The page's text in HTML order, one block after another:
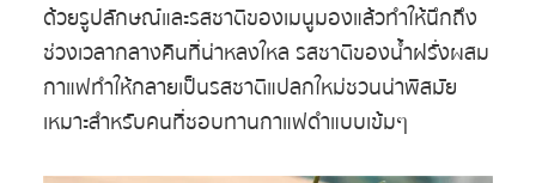
ด้วยรูปลักษณ์และรสชาติของเมนูมองแล้วทำให้นึกถึง
ช่วงเวลากลางคืนที่น่าหลงใหล รสชาติของน้ำฝรั่งผสม
กาแฟทำให้กลายเป็นรสชาติแปลกใหม่ชวนน่าพิสมัย
เหมาะสำหรับคนที่ชอบทานกาแฟดำแบบเข้มๆ